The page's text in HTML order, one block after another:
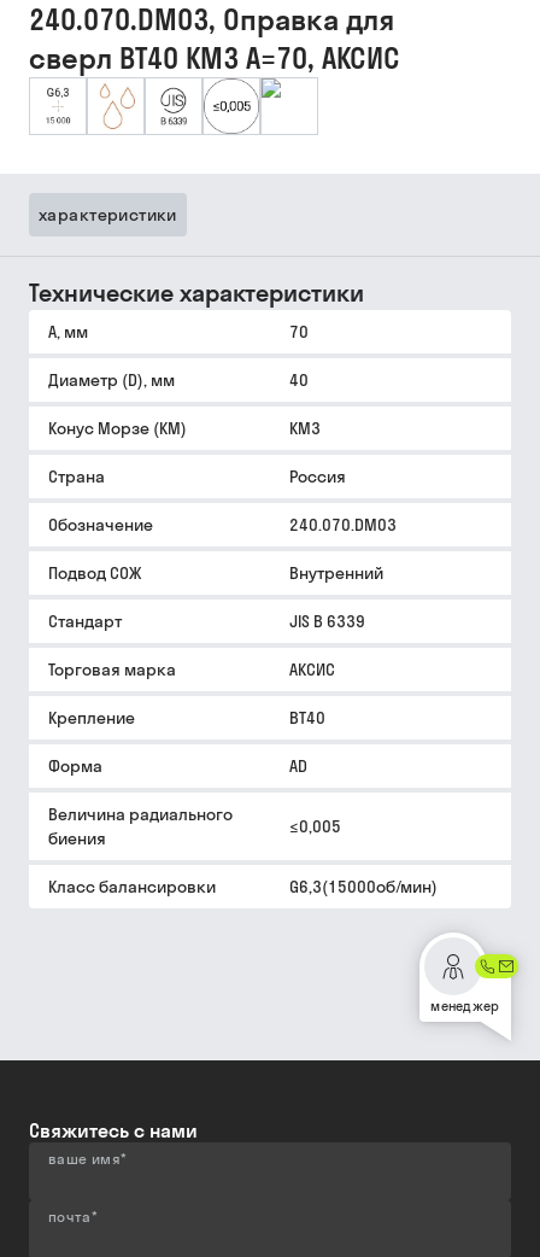
240.070.DM03, Оправка для
сверл BT40 КМ3 A=70, АКСИС
характеристики
Технические характеристики
A, мм 70
Диаметр (D), мм 40
Конус Морзе (КМ) КМ3
Страна Россия
Обозначение 240.070.DM03
Подвод СОЖ Внутренний
Стандарт JIS B 6339
Торговая марка АКСИС
Крепление BT40
Форма AD
Величина радиального
биения
≤0,005
Класс балансировки G6,3(15000об/мин)
менеджер
Свяжитесь с нами
ваше имя*
почта*